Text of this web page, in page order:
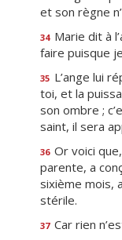
et son règne
34 Marie dit à
faire puisque
35 L’ange lui
toi, et la
son ombre ;
saint, il sera
36 Or voici
parente, a
sixième mois,
stérile.
37 Car rien